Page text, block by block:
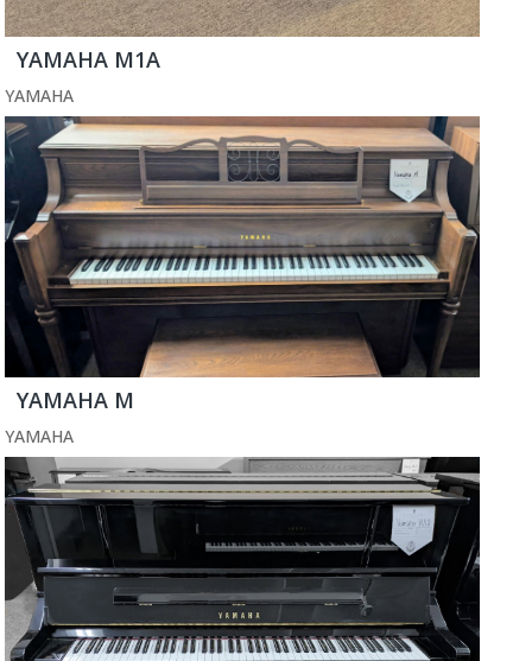
YAMAHA M1A
YAMAHA
YAMAHA M
YAMAHA